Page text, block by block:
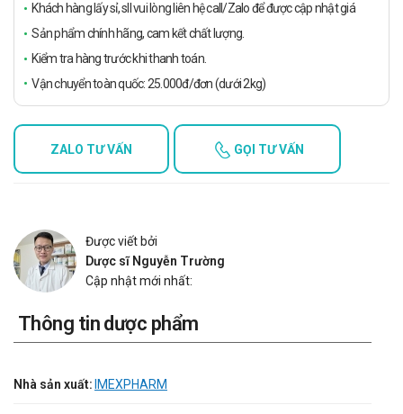
Khách hàng lấy sỉ, sll vui lòng liên hệ call/Zalo để được cập nhật giá
Sản phẩm chính hãng, cam kết chất lượng.
Kiểm tra hàng trước khi thanh toán.
Vận chuyển toàn quốc: 25.000đ/đơn (dưới 2kg)
ZALO TƯ VẤN GỌI TƯ VẤN
Được viết bởi
Dược sĩ Nguyễn Trường
Cập nhật mới nhất:
Thông tin dược phẩm
Nhà sản xuất: IMEXPHARM